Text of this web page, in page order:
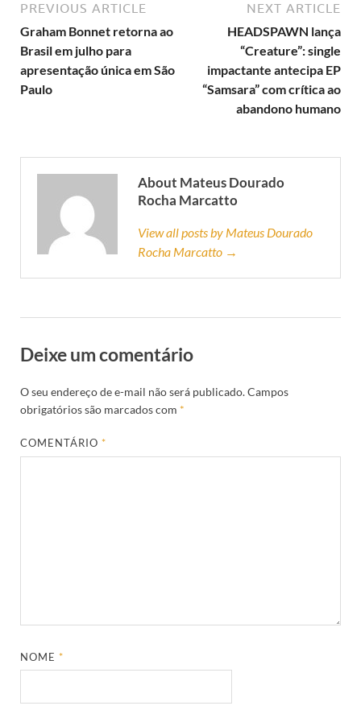
PREVIOUS ARTICLE
Graham Bonnet retorna ao
Brasil em julho para
apresentação única em São
Paulo
NEXT ARTICLE
HEADSPAWN lança
“Creature”: single
impactante antecipa EP
“Samsara” com crítica ao
abandono humano
About Mateus Dourado
Rocha Marcatto
View all posts by Mateus Dourado
Rocha Marcatto →
Deixe um comentário
O seu endereço de e-mail não será publicado.Campos
obrigatórios são marcados com *
COMENTÁRIO*
NOME*